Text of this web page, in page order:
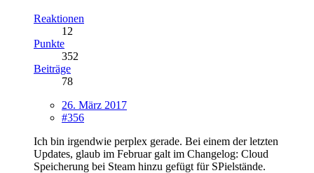
Reaktionen
12
Punkte
352
Beiträge
78
26. März 2017
#356
Ich bin irgendwie perplex gerade. Bei einem der letzten
Updates, glaub im Februar galt im Changelog: Cloud
Speicherung bei Steam hinzu gefügt für SPielstände.